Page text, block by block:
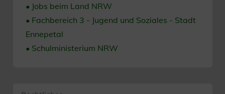
• Jobs beim Land NRW
• Fachbereich 3 - Jugend und Soziales - Stadt
Ennepetal
• Schulministerium NRW